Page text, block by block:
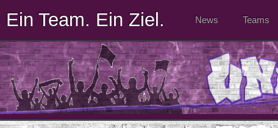
Ein Team. Ein Ziel. News Teams